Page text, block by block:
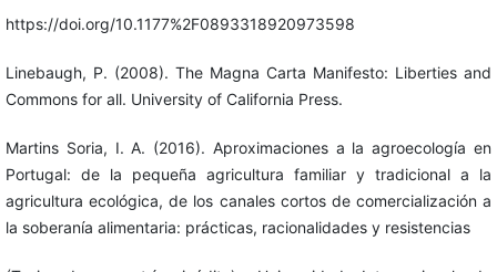
https://doi.org/10.1177%2F0893318920973598
Linebaugh, P. (2008). The Magna Carta Manifesto: Liberties and
Commons for all. University of California Press.
Martins Soria, I. A. (2016). Aproximaciones a la agroecología en
Portugal: de la pequeña agricultura familiar y tradicional a la
agricultura ecológica, de los canales cortos de comercialización a
la soberanía alimentaria: prácticas, racionalidades y resistencias